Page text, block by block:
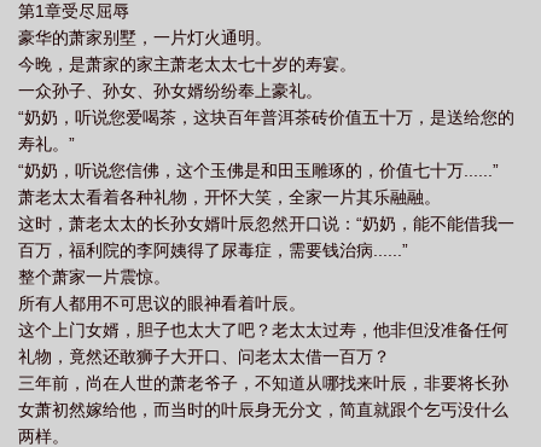
第1章受尽屈辱
豪华的萧家别墅，一片灯火通明。
今晚，是萧家的家主萧老太太七十岁的寿宴。
一众孙子、孙女、孙女婿纷纷奉上豪礼。
“奶奶，听说您爱喝茶，这块百年普洱茶砖价值五十万，是送给您的
寿礼。”
“奶奶，听说您信佛，这个玉佛是和田玉雕琢的，价值七十万......”
萧老太太看着各种礼物，开怀大笑，全家一片其乐融融。
这时，萧老太太的长孙女婿叶辰忽然开口说：“奶奶，能不能借我一
百万，福利院的李阿姨得了尿毒症，需要钱治病......”
整个萧家一片震惊。
所有人都用不可思议的眼神看着叶辰。
这个上门女婿，胆子也太大了吧？老太太过寿，他非但没准备任何
礼物，竟然还敢狮子大开口、问老太太借一百万？
三年前，尚在人世的萧老爷子，不知道从哪找来叶辰，非要将长孙
女萧初然嫁给他，而当时的叶辰身无分文，简直就跟个乞丐没什么
两样。